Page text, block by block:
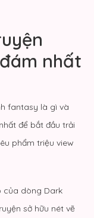
nhất
fantasy là gì và
để bắt đầu trải
phẩm triệu view
của dòng Dark
sở hữu nét vẽ